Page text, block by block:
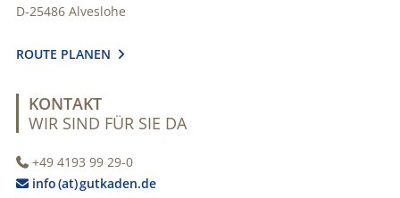
D-25486 Alveslohe
ROUTE PLANEN 
KONTAKT
WIR SIND FÜR SIE DA
+49 4193 99 29-0
info (at) gutkaden.de